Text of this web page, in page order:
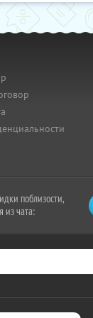
поблизости,
из чата: